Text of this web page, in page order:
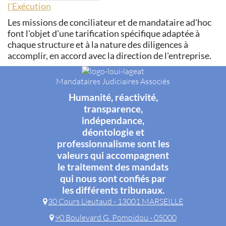
l'Exécution
Les missions de conciliateur et de mandataire ad'hoc
font l'objet d'une tarification spécifique adaptée à
chaque structure et à la nature des diligences à
accomplir, en accord avec la direction de l'entreprise.
Mandataires Judiciaires Associés
Humanité, réactivité,
transparence,
indépendance,
déontologie et
professionnalisme sont les
valeurs qui accompagnent
le traitement des mandats
qui nous sont confiés par
les différents tribunaux.
30 Cours Lieutaud - 13001 MARSEILLE
90 Boulevard G. Pompidou - 05000